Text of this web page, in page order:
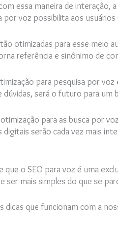
essa maneira de interação,
por voz possibilita aos
otimizadas para esse meio
referência e sinônimo de
para pesquisa por
dúvidas, será o futuro para um
para as busca por voz
digitais serão cada vez mais
que o SEO para voz é uma
ser mais simples do que se
dicas que funcionam com a